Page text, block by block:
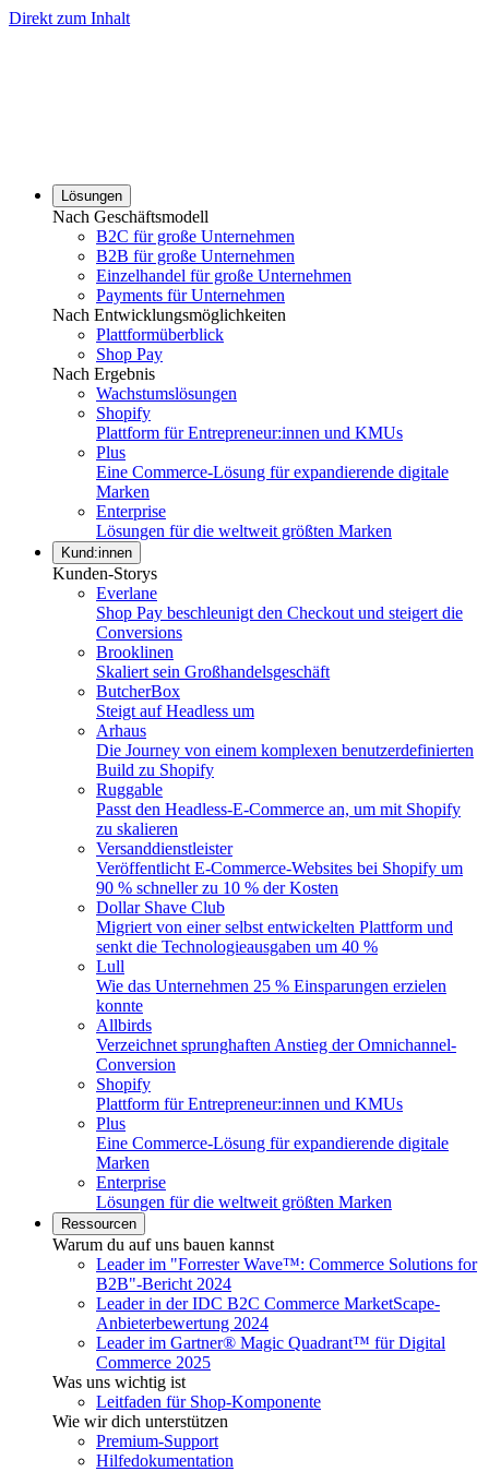
Direkt zum Inhalt
Lösungen
Nach Geschäftsmodell
B2C für große Unternehmen
B2B für große Unternehmen
Einzelhandel für große Unternehmen
Payments für Unternehmen
Nach Entwicklungsmöglichkeiten
Plattformüberblick
Shop Pay
Nach Ergebnis
Wachstumslösungen
Shopify
Plattform für Entrepreneur:innen und KMUs
Plus
Eine Commerce-Lösung für expandierende digitale
Marken
Enterprise
Lösungen für die weltweit größten Marken
Kund:innen
Kunden-Storys
Everlane
Shop Pay beschleunigt den Checkout und steigert die
Conversions
Brooklinen
Skaliert sein Großhandelsgeschäft
ButcherBox
Steigt auf Headless um
Arhaus
Die Journey von einem komplexen benutzerdefinierten
Build zu Shopify
Ruggable
Passt den Headless-E-Commerce an, um mit Shopify
zu skalieren
Versanddienstleister
Veröffentlicht E-Commerce-Websites bei Shopify um
90 % schneller zu 10 % der Kosten
Dollar Shave Club
Migriert von einer selbst entwickelten Plattform und
senkt die Technologieausgaben um 40 %
Lull
Wie das Unternehmen 25 % Einsparungen erzielen
konnte
Allbirds
Verzeichnet sprunghaften Anstieg der Omnichannel-
Conversion
Shopify
Plattform für Entrepreneur:innen und KMUs
Plus
Eine Commerce-Lösung für expandierende digitale
Marken
Enterprise
Lösungen für die weltweit größten Marken
Ressourcen
Warum du auf uns bauen kannst
Leader im "Forrester Wave™: Commerce Solutions for
B2B"-Bericht 2024
Leader in der IDC B2C Commerce MarketScape-
Anbieterbewertung 2024
Leader im Gartner® Magic Quadrant™ für Digital
Commerce 2025
Was uns wichtig ist
Leitfaden für Shop-Komponente
Wie wir dich unterstützen
Premium-Support
Hilfedokumentation